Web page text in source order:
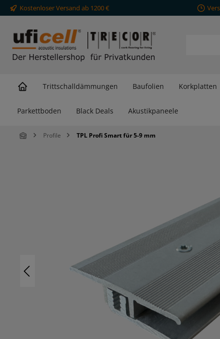
Zur Hauptnavigation springen
Kostenloser Versand ab 1200 €
Trittschalldämmungen Baufolien Korkplatten
Parkettboden Black Deals Akustikpaneele
Profile TPL Profi Smart für 5-9 mm